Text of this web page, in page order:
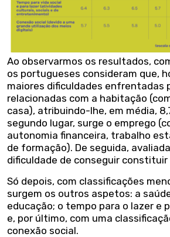
Ao observarmos os resultados,
os portugueses consideram que,
maiores dificuldades enfrentadas
relacionadas com a habitação
casa), atribuindo-lhe, em média,
segundo lugar, surge o emprego
autonomia financeira, trabalho
de formação). De seguida,
dificuldade de conseguir
Só depois, com classificações
surgem os outros aspetos: a
educação; o tempo para o lazer e
e, por último, com uma
conexão social.